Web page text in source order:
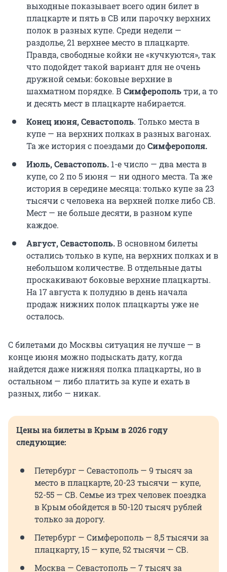
выходные показывает всего один билет в
плацкарте и пять в СВ или парочку верхних
полок в разных купе. Среди недели —
раздолье, 21 верхнее место в плацкарте.
Правда, свободные койки не «кучкуются», так
что подойдет такой вариант для не очень
дружной семьи: боковые верхние в
шахматном порядке. В Симферопольтри, а то
и десять мест в плацкарте набирается.
Конец июня, Севастополь. Только места в
купе — на верхних полках в разных вагонах.
Та же история с поездами доСимферополя.
Июль, Севастополь. 1-е число — два места в
купе, со 2 по 5 июня — ни одного места. Та же
история в середине месяца: только купе за 23
тысячи с человека на верхней полке либо СВ.
Мест — не больше десяти, в разном купе
каждое.
Август, Севастополь.В основном билеты
остались только в купе, на верхних полках и в
небольшом количестве. В отдельные даты
проскакивают боковые верхние плацкарты.
На 17 августа к полудню в день начала
продаж нижних полок плацкарты уже не
осталось.
С билетами до Москвы ситуация не лучше — в
конце июня можно подыскать дату, когда
найдется даже нижняя полка плацкарты, но в
остальном — либо платить за купе и ехать в
разных, либо — никак.
Цены на билеты в Крым в 2026 году
следующие:
Петербург — Севастополь — 9 тысяч за
место в плацкарте, 20-23 тысячи — купе,
52-55 — СВ. Семье из трех человек поездка
в Крым обойдется в 50-120 тысяч рублей
только за дорогу.
Петербург — Симферополь — 8,5 тысячи за
плацкарту, 15 — купе, 52 тысячи — СВ.
Москва — Севастополь — 7 тысяч за